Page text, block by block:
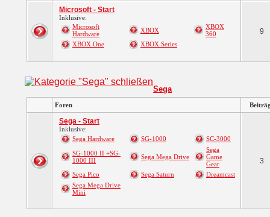
Microsoft - Start
Inklusive:
Microsoft
Hardware
XBOX
XBOX
360
XBOX One
XBOX Series
9
Sega
Foren
Sega - Start
Inklusive:
Sega Hardware
SG-1000
SC-3000
SG-1000 II +SG-
1000 III
Sega Mega Drive
Sega
Game
Gear
Sega Pico
Sega Saturn
Dreamcast
Sega Mega Drive
Mini
3